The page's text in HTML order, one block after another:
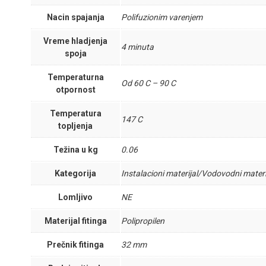
Nacin spajanja Polifuzionim varenjem
Vreme hladjenja
spoja
4 minuta
Temperaturna
otpornost
Od 60 C – 90 C
Temperatura
topljenja
147 C
Težina u kg 0.06
Kategorija Instalacioni materijal/Vodovodni
Lomljivo NE
Materijal fitinga Polipropilen
Prečnik fitinga 32 mm